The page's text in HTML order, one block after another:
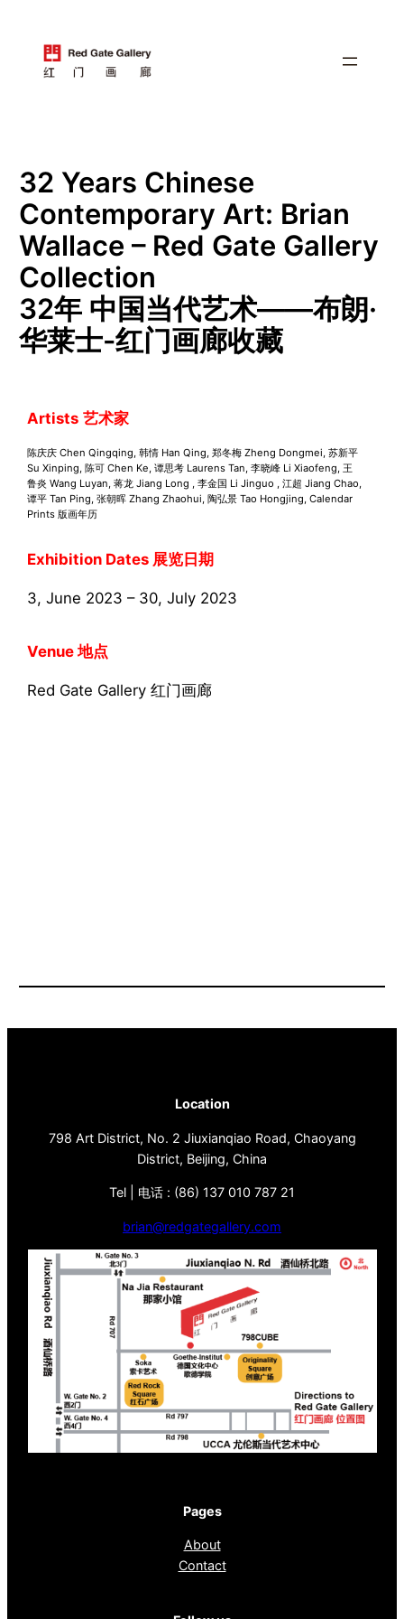
32 Years Chinese
Contemporary Art: Brian
Wallace – Red Gate Gallery
Collection
32年 中国当代艺术——布朗·
华莱士-红门画廊收藏
Artists 艺术家
陈庆庆 Chen Qingqing, 韩情 Han Qing, 郑冬梅 Zheng Dongmei, 苏新平
Su Xinping, 陈可 Chen Ke, 谭思考 Laurens Tan, 李晓峰 Li Xiaofeng, 王
鲁炎 Wang Luyan, 蒋龙 Jiang Long , 李金国 Li Jinguo , 江超 Jiang Chao,
谭平 Tan Ping, 张朝晖 Zhang Zhaohui, 陶弘景 Tao Hongjing, Calendar
Prints 版画年历
Exhibition Dates 展览日期
3, June 2023 – 30, July 2023
Venue 地点
Red Gate Gallery 红门画廊
Location
798 Art District, No. 2 Jiuxianqiao Road, Chaoyang
District, Beijing, China
Tel | 电话 : (86) 137 010 787 21
brian@redgategallery.com
Pages
About
Contact